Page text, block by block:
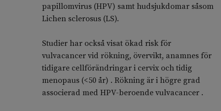
papillomvirus (HPV) samt hudsjukdomar såsom
Lichen sclerosus (LS).
Studier har också visat ökad risk för
vulvacancer vid rökning, övervikt, anamnes för
tidigare cellförändringar i cervix och tidig
menopaus (<50 år) . Rökning är i högre grad
associerad med HPV-beroende vulvacancer .